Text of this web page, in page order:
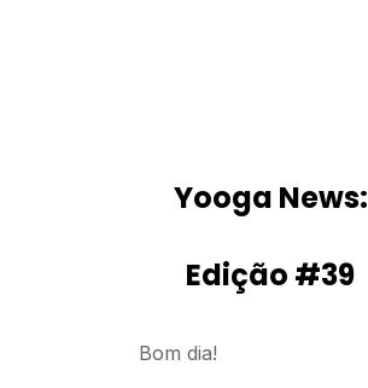
Yooga News:
Edição #39
Bom dia!